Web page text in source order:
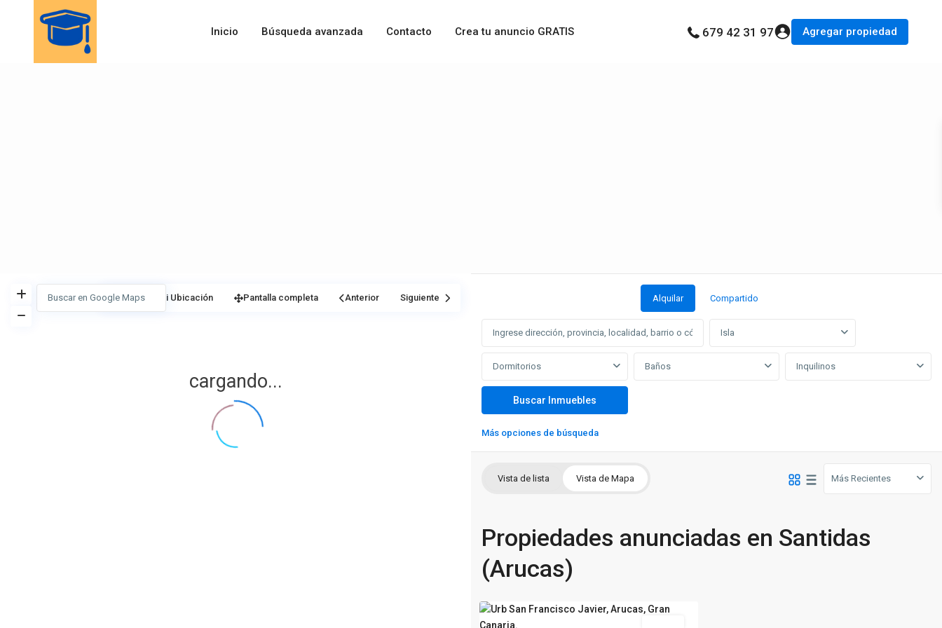
Inicio Búsqueda avanzada Contacto Crea tu anuncio GRATIS 679 42 31 97 Agregar propiedad
cargando...
Ver Mi Ubicación Pantalla completa Anterior Siguiente Alquilar Compartido
Isla
Dormitorios Baños Inquilinos
Más opciones de búsqueda
Vista de lista Vista de Mapa Más Recientes
Propiedades anunciadas en Santidas
(Arucas)
Santidas